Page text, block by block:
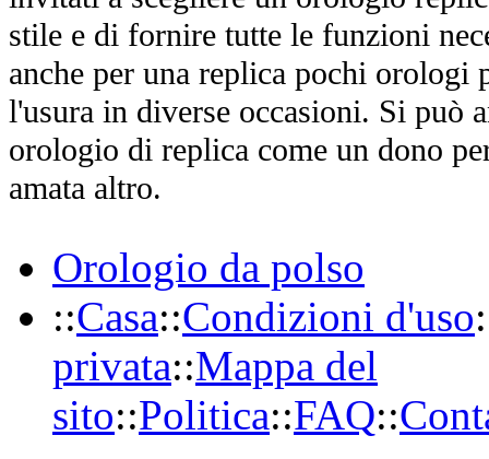
stile e di fornire tutte le funzioni
anche per una replica pochi orologi
l'usura in diverse occasioni. Si può
orologio di replica come un dono
amata altro.
Orologio da polso
::Casa::Condizioni d'uso
privata::Mappa del
sito::Politica::FAQ::